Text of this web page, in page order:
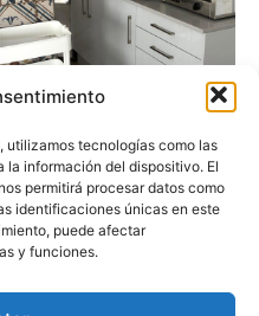
utilizamos tecnologías como las
información del dispositivo. El
permitirá procesar datos como
identificaciones únicas en este
puede afectar
y funciones.